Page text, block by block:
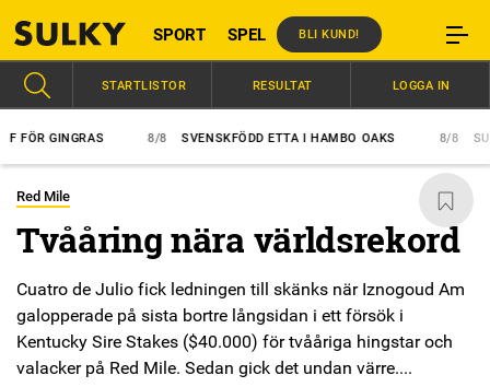
SPORT SPEL BLI KUND!
GINGRAS SVENSKFÖDD ETTA I HAMBO OAKS SUPER
STARTLISTOR RESULTAT LOGGA IN
Red Mile
Tvååring nära världsrekord
Cuatro de Julio fick ledningen till skänks när Iznogoud Am
galopperade på sista bortre långsidan i ett försök i
Kentucky Sire Stakes ($40.000) för tvååriga hingstar och
valacker på Red Mile. Sedan gick det undan värre....